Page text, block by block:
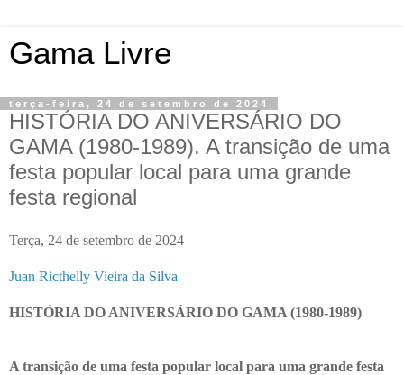
Gama Livre
terça-feira, 24 de setembro de 2024
HISTÓRIA DO ANIVERSÁRIO DO
GAMA (1980-1989). A transição de uma
festa popular local para uma grande
festa regional
Terça, 24 de setembro de 2024
Juan Ricthelly Vieira da Silva
HISTÓRIA DO ANIVERSÁRIO DO GAMA (1980-1989)
A transição de uma festa popular local para uma grande festa